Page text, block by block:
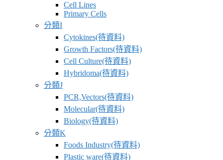
Cell Lines
Primary Cells
分類I
Cytokines(待資料)
Growth Factors(待資料)
Cell Culture(待資料)
Hybridoma(待資料)
分類J
PCR,Vectors(待資料)
Molecular(待資料)
Biology(待資料)
分類K
Foods Industry(待資料)
Plastic ware(待資料)